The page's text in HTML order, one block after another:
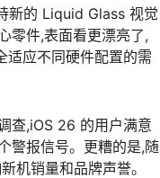
新的 Liquid Glass 视觉
零件,表面看更漂亮了,
适应不同硬件配置的需
查,iOS 26 的用户满意
警报信号。更糟的是,随
机销量和品牌声誉。